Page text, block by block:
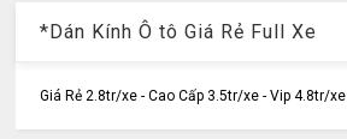
*Dán Kính Ô tô Giá Rẻ Full Xe
Giá Rẻ 2.8tr/xe - Cao Cấp 3.5tr/xe - Vip 4.8tr/xe